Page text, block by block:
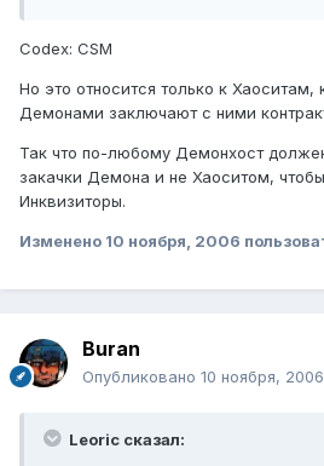
Codex: CSM
Но это относится только к
Демонами заключают с ними
Так что по-любому Демонхост
закачки Демона и не Хаоситом,
Инквизиторы.
Изменено 10 ноября, 2006
Buran
Опубликовано 10 ноября, 2006
Leoric сказал: